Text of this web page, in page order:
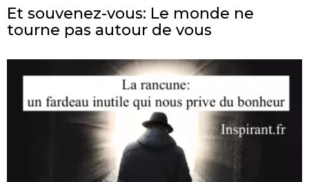
Et souvenez-vous: Le monde ne
tourne pas autour de vous